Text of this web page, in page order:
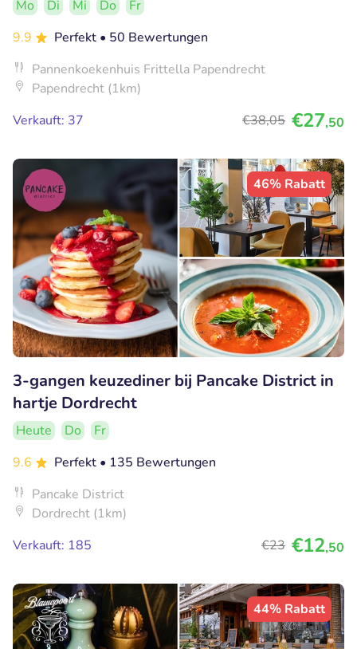
Mo Di Mi Do
Fr
9.9
Perfekt • 50 Bewertungen
Pannenkoekenhuis Frittella Papendrecht
Papendrecht (1km)
Verkauft: 37
€38,05 €27,50
46% Rabatt
3-gangen keuzediner bij Pancake District in
hartje Dordrecht
Heute Do
Fr
9.6
Perfekt • 135 Bewertungen
Pancake District
Dordrecht (1km)
Verkauft: 185
€23 €12,50
44% Rabatt